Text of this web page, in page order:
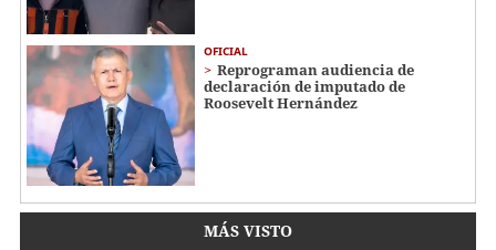
OFICIAL
Reprograman audiencia de
declaración de imputado de
Roosevelt Hernández
MÁS VISTO